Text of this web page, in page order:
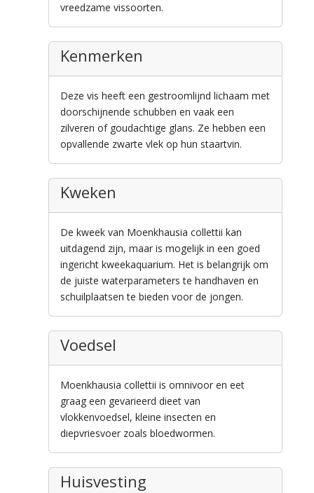
vreedzame vissoorten.
Kenmerken
Deze vis heeft een gestroomlijnd lichaam met
doorschijnende schubben en vaak een
zilveren of goudachtige glans. Ze hebben een
opvallende zwarte vlek op hun staartvin.
Kweken
De kweek van Moenkhausia collettii kan
uitdagend zijn, maar is mogelijk in een goed
ingericht kweekaquarium. Het is belangrijk om
de juiste waterparameters te handhaven en
schuilplaatsen te bieden voor de jongen.
Voedsel
Moenkhausia collettii is omnivoor en eet
graag een gevarieerd dieet van
vlokkenvoedsel, kleine insecten en
diepvriesvoer zoals bloedwormen.
Huisvesting